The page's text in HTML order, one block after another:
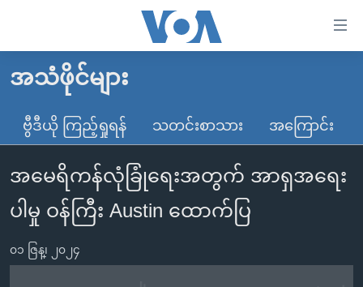
လွယ်ကူ
သည့်
များ
ပင်မ
သို့
မူလစာမျက်နှာ
မြန်မာ
ကမ္ဘာ့သတင်းများ
နိုင်ငံတကာ
အမေရိကန်
အစ္စရေး-ပါလက်စတိုင်း
ဗွီဒီယို
သတင်းလွတ်လပ်ခွင့်
ရပ်ဝန်းတခု လမ်းတခု အလွန်
အင်္ဂလိပ်စာလေ့လာမယ်
အသံဖိုင်များ
ဗွီဒီယို ကြည့်ရှုရန် သတင်းစာသား အကြောင်း
အမေရိကန်လုံခြုံရေးအတွက် အာရှအရေး
ပါမှု ဝန်ကြီး Austin ထောက်ပြ
၀၁ ဇြန္၊ ၂၀၂၄